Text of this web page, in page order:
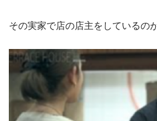
その実家で店の店主をしているの